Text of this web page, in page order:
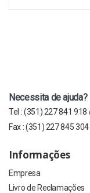
Necessita de ajuda?
Tel :(351) 227 841 918
Fax :(351) 227 845 304
Informações
Empresa
Livro de Reclamações